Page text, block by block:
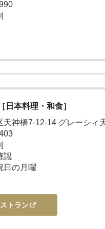
日本料理・和食］
天神橋7-12-14 グレーシィ
認
日の月曜
トラン